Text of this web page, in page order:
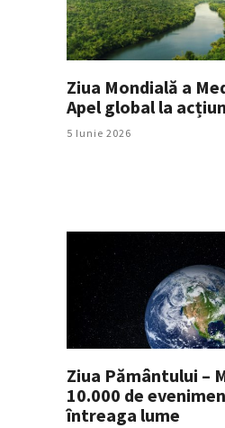
Ziua Mondială a
Apel global la
5 Iunie 2026
Ziua Pământului –
10.000 de
întreaga lume